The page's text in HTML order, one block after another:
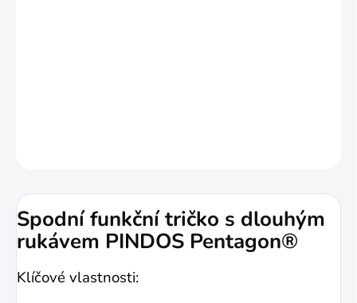
Spodní funkční tričko s dlouhým
rukávem PINDOS Pentagon®
Klíčové vlastnosti: